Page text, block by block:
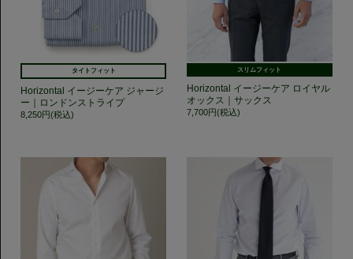
タイトフィット
Horizontal イージーケア ジャージ
ー｜ロンドンストライプ
8,250円(税込)
スリムフィット
Horizontal イージーケア ロイヤル
オックス｜サックス
7,700円(税込)